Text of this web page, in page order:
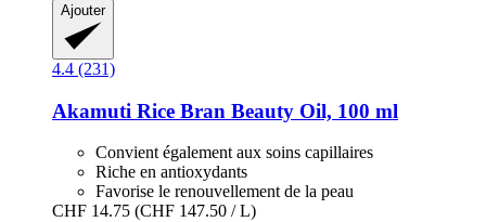
Ajouter
4.4 (231)
Akamuti Rice Bran Beauty Oil, 100 ml
Convient également aux soins capillaires
Riche en antioxydants
Favorise le renouvellement de la peau
CHF 14.75 (CHF 147.50 / L)